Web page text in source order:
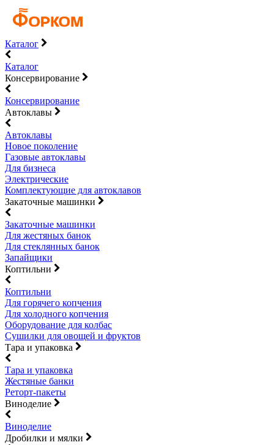
Каталог
Каталог
Консервирование
Консервирование
Автоклавы
Автоклавы
Новое поколение
Газовые автоклавы
Для бизнеса
Электрические
Комплектующие для автоклавов
Закаточные машинки
Закаточные машинки
Для жестяных банок
Для стеклянных банок
Запайщики
Коптильни
Коптильни
Для горячего копчения
Для холодного копчения
Оборудование для колбас
Сушилки для овощей и фруктов
Тара и упаковка
Тара и упаковка
Жестяные банки
Реторт-пакеты
Виноделие
Виноделие
Дробилки и мялки